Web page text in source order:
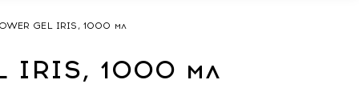
GEL IRIS, 1000 мл
IRIS, 1000 мл